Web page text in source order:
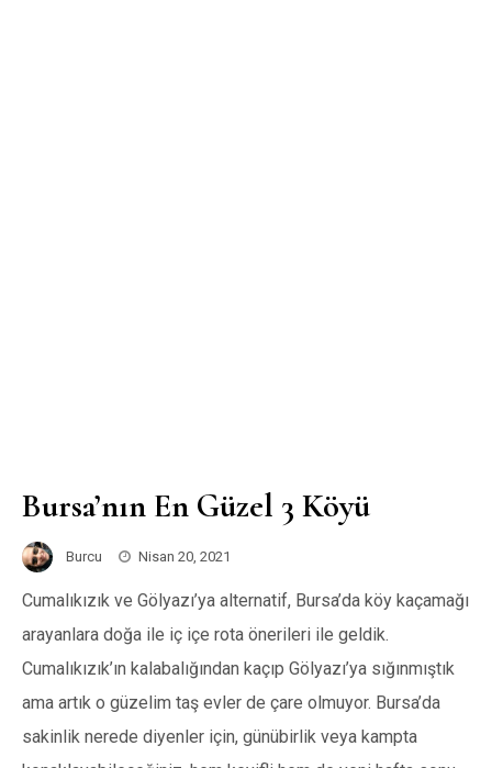
Bursa’nın En Güzel 3 Köyü
Burcu Nisan 20, 2021
Cumalıkızık ve Gölyazı’ya alternatif, Bursa’da köy kaçamağı
arayanlara doğa ile iç içe rota önerileri ile geldik.
Cumalıkızık’ın kalabalığından kaçıp Gölyazı’ya sığınmıştık
ama artık o güzelim taş evler de çare olmuyor. Bursa’da
sakinlik nerede diyenler için, günübirlik veya kampta